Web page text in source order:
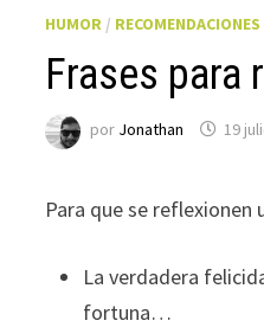
HUMOR / RECOMENDACIONES
Frases para
por Jonathan 19
Para que se
La verdadera
fortuna…